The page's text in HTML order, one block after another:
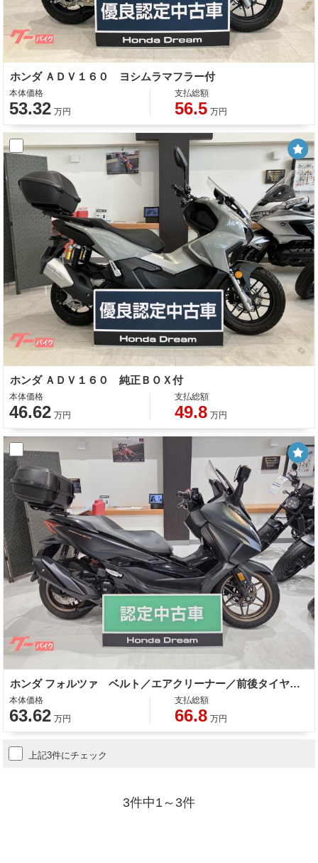
ホンダ ＡＤＶ１６０ ヨシムラマフラー付
本体価格
53.32 万円
支払総額
56.5 万円
ホンダ ＡＤＶ１６０ 純正ＢＯＸ付
本体価格
46.62 万円
支払総額
49.8 万円
ホンダ フォルツァ ベルト／エアクリーナー／前後タイヤ／バッテリー／オイル交換込み
本体価格
63.62 万円
支払総額
66.8 万円
上記3件にチェック
3件中1～3件